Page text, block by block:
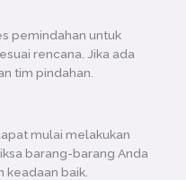
pemindahan untuk
rencana. Jika ada
tim pindahan.
mulai melakukan
barang-barang Anda
keadaan baik.